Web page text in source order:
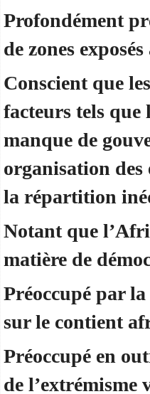
Profondément
de zones
Conscient que
facteurs tels que
manque de
organisation des
la répartition
Notant que
matière de
Préoccupé par
sur le contient
Préoccupé en
de